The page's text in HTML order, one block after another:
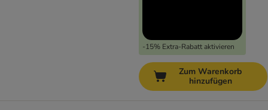
-15% Extra-Rabatt aktivieren
Zum Warenkorb
hinzufügen